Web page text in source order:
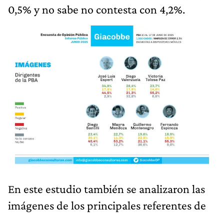
0,5% y no sabe no contesta con 4,2%.
En este estudio también se analizaron las
imágenes de los principales referentes de